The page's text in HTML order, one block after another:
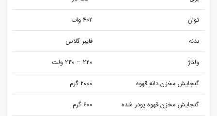
توان
بدنه فایبر گلاس
ولتاژ
گنجایش مخزن دانه قهوه
گنجایش مخزن قهوه پودر شده